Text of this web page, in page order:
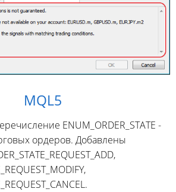
MQL5
ENUM_ORDER_STATE -
ордеров. Добавлены